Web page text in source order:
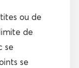
ou de
de
se
se